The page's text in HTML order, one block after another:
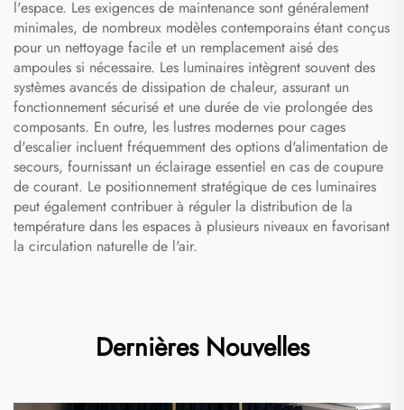
l'espace. Les exigences de maintenance sont généralement
minimales, de nombreux modèles contemporains étant conçus
pour un nettoyage facile et un remplacement aisé des
ampoules si nécessaire. Les luminaires intègrent souvent des
systèmes avancés de dissipation de chaleur, assurant un
fonctionnement sécurisé et une durée de vie prolongée des
composants. En outre, les lustres modernes pour cages
d'escalier incluent fréquemment des options d'alimentation de
secours, fournissant un éclairage essentiel en cas de coupure
de courant. Le positionnement stratégique de ces luminaires
peut également contribuer à réguler la distribution de la
température dans les espaces à plusieurs niveaux en favorisant
la circulation naturelle de l'air.
Dernières Nouvelles